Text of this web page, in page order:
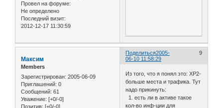
Провел на форуме:
Не определено
Последний визит:
2012-12-17 11:30:59
Поделиться 9
2005-
06-10 11:58:29
Максим
Members
Зарегистрирован: 2005-06-09
Приглашений: 0
Сообщений: 61
Уважение: [+0/-0]
Позитив: [+0/-0]
Из того, что я понял это: ХР2-
больше места и трафика. Тут
надо прикинуть:
1. есть ли в активе такое
кол-во инф-ции для